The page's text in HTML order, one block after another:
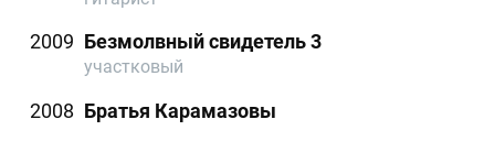
2009 Безмолвный свидетель 3
участковый
2008 Братья Карамазовы